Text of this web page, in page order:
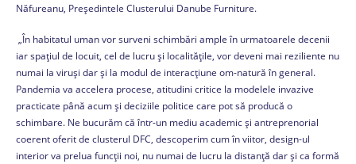
Năfureanu, Președintele Clusterului Danube Furniture.
„În habitatul uman vor surveni schimbări ample în urmatoarele decenii
iar spațiul de locuit, cel de lucru și localitățile, vor deveni mai reziliente nu
numai la viruși dar și la modul de interacțiune om-natură în general.
Pandemia va accelera procese, atitudini critice la modelele invazive
practicate până acum și deciziile politice care pot să producă o
schimbare. Ne bucurăm că într-un mediu academic și antreprenorial
coerent oferit de clusterul DFC, descoperim cum în viitor, design-ul
interior va prelua funcții noi, nu numai de lucru la distanță dar și ca formă